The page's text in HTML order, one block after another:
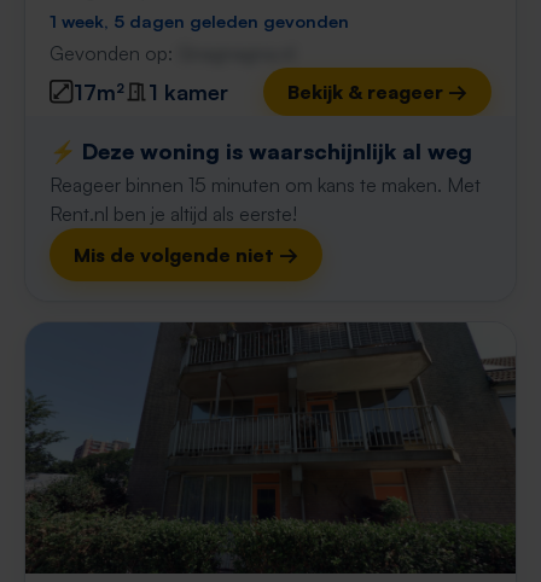
1 week, 5 dagen geleden gevonden
Gevonden op:
17m² 1 kamer Bekijk & reageer →
⚡️ Deze woning is waarschijnlijk al weg
Reageer binnen 15 minuten om kans te maken. Met
Rent.nl ben je altijd als eerste!
Mis de volgende niet →